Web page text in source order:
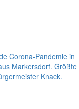
Corona-Pandemie in
Markersdorf. Größte
Knack.